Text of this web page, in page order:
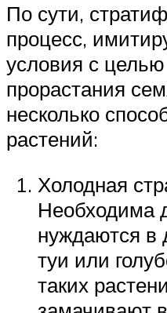
По сути,
процесс,
условия с
прорастания
несколько
растений:
Холодная
Необходима
нуждаются в
туи или
таких